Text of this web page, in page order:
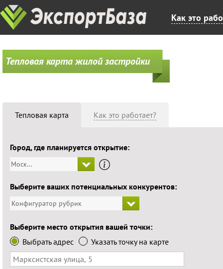
Как это
Тепловая карта жилой застройки
Тепловая карта Как это работает?
Город, где планируется открытие:
Москва
Выберите ваших потенциальных конкурентов:
Конфигуратор рубрик
Выберите место открытия вашей точки:
Выбрать адрес
Указать точку на карте